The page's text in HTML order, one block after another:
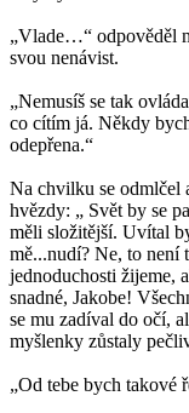
„Vlade…“ odpověděl
svou nenávist.
„Nemusíš se tak
co cítím já. Někdy
odepřena.“
Na chvilku se odmlčel
hvězdy: „ Svět by se
měli složitější. Uvítal
mě...nudí? Ne, to není
jednoduchosti žijeme,
snadné, Jakobe!
se mu zadíval do očí,
myšlenky zůstaly
„Od tebe bych takové